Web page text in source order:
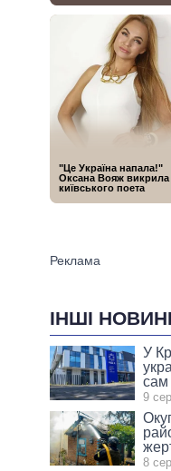
ІНШІ
У
сам
9
8